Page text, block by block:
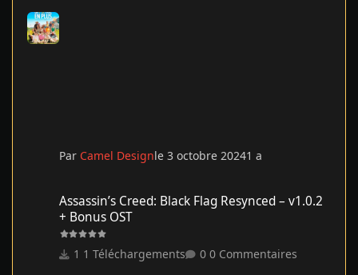
Par Camel Designle 3 octobre 20241 a
Assassin’s Creed: Black Flag Resynced – v1.0.2
+ Bonus OST
1 Téléchargements 0 Commentaires